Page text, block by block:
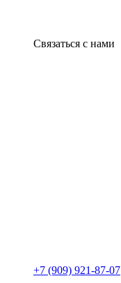
Связаться с нами
+7 (909) 921-87-07